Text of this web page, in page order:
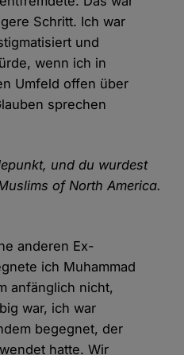
Schritt. Ich war
und
wenn ich in
Umfeld offen über
sprechen
und du wurdest
of North America.
anderen Ex-
ich Muhammad
anfänglich nicht,
war, ich war
begegnet, der
hatte. Wir